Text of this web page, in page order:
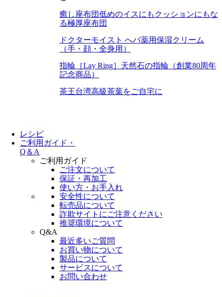
癒し座布団低めのイスにもクッションにもな
る極厚座布団
ドクターモイスト へパ薬用保湿クリーム
（手・顔・全身用）
指輪［Lay Ring］ 天然石の指輪（創業80周年
記念商品）
茶王台湾高級茶葉をご自宅に
レシピ
ご利用ガイド・
Q＆A
ご利用ガイド
ご注文について
保証・再加工
使い方・お手入れ
安全性について
転売品について
詐欺サイトにご注意ください
推奨環境について
Q&A
最近多いご質問
お買い物について
製品について
サービスについて
お問い合わせ